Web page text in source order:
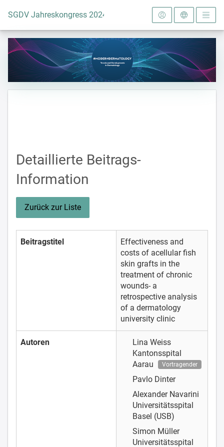
Zur Startseite
SGDV Jahreskongress 2024
Detaillierte Beitrags-
Information
Zurück zur Liste
Beitragstitel
Effectiveness and
costs of acellular fish
skin grafts in the
treatment of chronic
wounds- a
retrospective analysis
of a dermatology
university clinic
Autoren
Lina Weiss
Kantonsspital
Aarau
Vortragender
Pavlo Dinter
Alexander Navarini
Universitätsspital
Basel (USB)
Simon Müller
Universitätsspital